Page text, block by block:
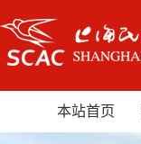
本站首页